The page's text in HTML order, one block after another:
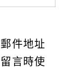
件地址
言時使